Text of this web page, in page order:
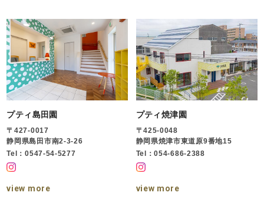
プティ島田園
〒427-0017
静岡県島田市南2-3-26
Tel：0547-54-5277
view more
プティ焼津園
〒425-0048
静岡県焼津市東道原9番地15
Tel：054-686-2388
view more